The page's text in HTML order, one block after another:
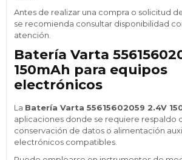
Antes de realizar una compra o solicitud
se recomienda consultar disponibilidad
atención.
Batería Varta
150mAh para equipos
electrónicos
La Batería Varta 55615602059 2.4V
aplicaciones donde se requiere respaldo
conservación de datos o alimentación
electrónicos compatibles.